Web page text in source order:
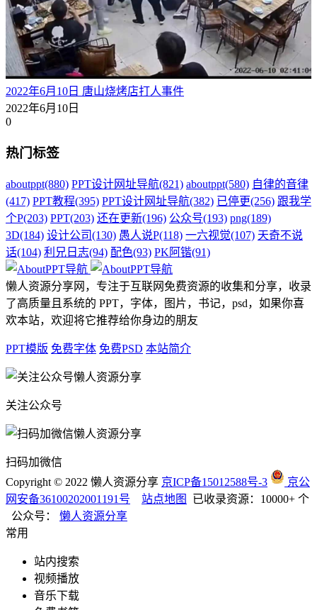
2022年6月10日 唐山烧烤店打人事件
2022年6月10日
0
热门标签
aboutppt(880) PPT设计网址导航(821) aboutppt(580) 自律的音律
(417) PPT教程(395) PPT设计网址导航(382) 已停更(256) 跟我学
个P(203) PPT(203) 还在更新(196) 公众号(193) png(189)
3D(184) 设计公司(130) 愚人说P(118) 一六视觉(107) 天奇不说
话(104) 利兄日志(94) 配色(93) PK阿锴(91)
懒人资源分享网，专注于互联网免费资源的收集和分享，收录
了高质量且系统的 PPT，字体，图片，书记，psd，如果你喜
欢本站，欢迎将它推荐给你身边的朋友
PPT模版 免费字体 免费PSD 本站简介
关注公众号
扫码加微信
Copyright © 2022 懒人资源分享 京ICP备15012588号-3
京公
网安备36100202001191号
站点地图
已收录资源：10000+ 个
公众号： 懒人资源分享
常用
站内搜索
视频播放
音乐下载